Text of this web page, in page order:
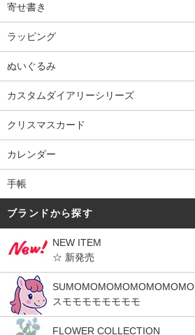
寄せ書き
ラッピング
ぬいぐるみ
カスタムダイアリーシリーズ
クリスマスカード
カレンダー
手帳
ブランドから探す
NEW ITEM
☆ 新発売
SUMOMOMOMOMOMOMOMO
スモモモモモモモモ
FLOWER COLLECTION